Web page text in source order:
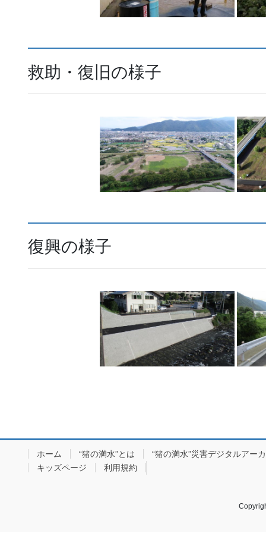
救助・復旧の様子
復興の様子
ホーム “猪の満水”とは
“猪の満水”災害デジタルアー
キッズページ
利用規約